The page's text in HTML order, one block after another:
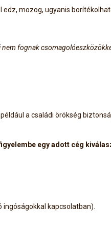
mozog, ugyanis
fognak
a családi örökség
egy adott cég
kapcsolatban).